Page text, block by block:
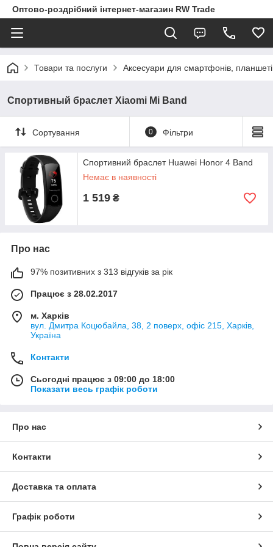
Оптово-роздрібний інтернет-магазин RW Trade
Товари та послуги Аксесуари для смартфонів,
Спортивный браслет Xiaomi Mi Band
Сортування 0 Фільтри
Спортивний браслет Huawei Honor 4 Band
Немає в наявності
1 519 ₴
Про нас
97% позитивних з 313 відгуків за рік
Працює з 28.02.2017
м. Харків
вул. Дмитра Коцюбайла, 38, 2 поверх, офіс 215, Харків,
Україна
Контакти
Сьогодні працює з 09:00 до 18:00
Показати весь графік роботи
Про нас
Контакти
Доставка та оплата
Графік роботи